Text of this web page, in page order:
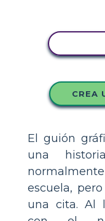
CREA
El guión
una
escuela,
una cita. Al